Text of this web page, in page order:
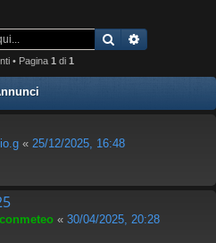
Cerca
• Pagina 1 di 1
« 25/12/2025, 16:48
« 30/04/2025, 20:28